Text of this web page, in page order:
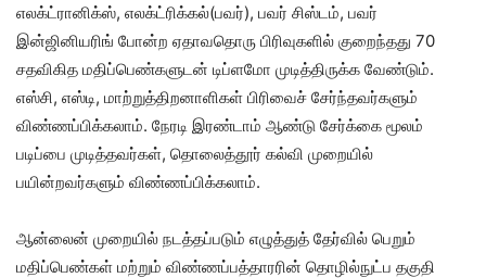
எலக்ட்ரானிக்ஸ், எலக்ட்ரிக்கல்(பவர்), பவர் சிஸ்டம், பவர்
இன்ஜினியரிங் போன்ற ஏதாவதொரு பிரிவுகளில் குறைந்தது 70
சதவிகித மதிப்பெண்களுடன் டிப்ளமோ முடித்திருக்க வேண்டும்.
எஸ்சி, எஸ்டி, மாற்றுத்திறனாளிகள் பிரிவைச் சேர்ந்தவர்களும்
விண்ணப்பிக்கலாம். நேரடி இரண்டாம் ஆண்டு சேர்க்கை மூலம்
படிப்பை முடித்தவர்கள், தொலைத்தூர் கல்வி முறையில்
பயின்றவர்களும் விண்ணப்பிக்கலாம்.
ஆன்லைன் முறையில் நடத்தப்படும் எழுத்துத் தேர்வில் பெறும்
மதிப்பெண்கள் மற்றும் விண்ணப்பத்தாரரின் தொழில்நுட்ப தகுதி